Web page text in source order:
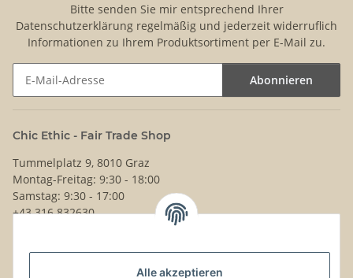
Alle akzeptieren
Bitte senden Sie mir entsprechend Ihrer
Datenschutzerklärung regelmäßig und jederzeit widerruflich
Informationen zu Ihrem Produktsortiment per E-Mail zu.
Abonnieren
Chic Ethic - Fair Trade Shop
Tummelplatz 9, 8010 Graz
Montag-Freitag: 9:30 - 18:00
Samstag: 9:30 - 17:00
+43 316 832630